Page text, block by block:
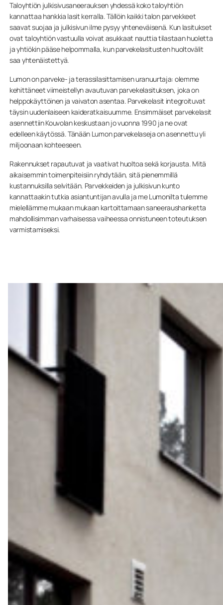
Taloyhtiön julkisivusaneerauksen yhdessä koko taloyhtiön
kannattaa hankkia lasit kerralla. Tällöin kaikki talon parvekkeet
saavat suojaa ja julkisivun ilme pysyy yhteneväisenä. Kun lasitukset
ovat taloyhtiön vastuulla voivat asukkaat nauttia tilastaan huoletta
ja yhtiökin pääse helpommalla, kun parvekelasitusten huoltovälit
saa yhtenäistettyä.
Lumon on parveke- ja terassilasittamisen uranuurtaja: olemme
kehittäneet viimeistellyn avautuvan parvekelasituksen, joka on
helppokäyttöinen ja vaivaton asentaa. Parvekelasit integroituvat
täysin uudenlaiseen kaideratkaisuumme. Ensimmäiset parvekelasit
asennettiin Kouvolan keskustaan jo vuonna 1990 ja ne ovat
edelleen käytössä. Tänään Lumon parvekelaseja on asennettu yli
miljoonaan kohteeseen.
Rakennukset rapautuvat ja vaativat huoltoa sekä korjausta. Mitä
aikaisemmin toimenpiteisiin ryhdytään, sitä pienemmillä
kustannuksilla selvitään. Parvekkeiden ja julkisivun kunto
kannattaakin tutkia asiantuntijan avulla ja me Lumonilta tulemme
mielellämme mukaan mukaan kartoittamaan saneeraushanketta
mahdollisimman varhaisessa vaiheessa onnistuneen toteutuksen
varmistamiseksi.